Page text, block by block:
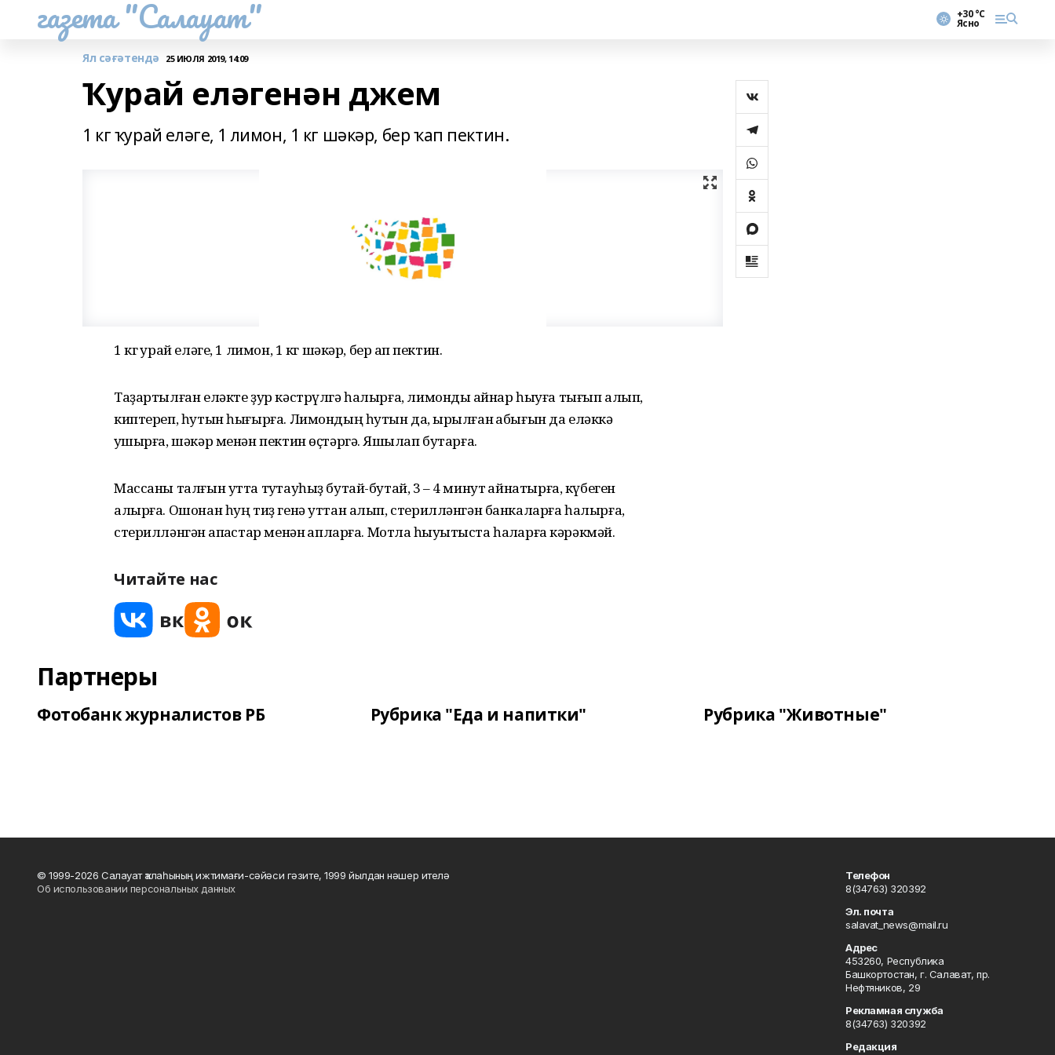
газета "Салауат" +30 °С
Ясно
Ял сәғәтендә 25 ИЮЛЯ 2019, 14:09
Ҡурай еләгенән джем
1 кг ҡурай еләге, 1 лимон, 1 кг шәкәр, бер ҡап пектин.
1 кг ҡурай еләге, 1 лимон, 1 кг шәкәр, бер ҡап пектин.
Таҙартылған еләкте ҙур кәстрүлгә һалырға, лимонды ҡайнар һыуға тығып алып,
киптереп, һутын һығырға. Лимондың һутын да, ҡырылған ҡабығын да еләккә
ҡушырға, шәкәр менән пектин өҫтәргә. Яҡшылап бутар­ға.
Массаны талғын утта туҡтауһыҙ бутай-бутай, 3 – 4 минут ҡайнатырға, күбеген
алырға. Ошонан һуң тиҙ генә уттан алып, стерилләнгән банкалар­ға һалырға,
стерилләнгән ҡапҡастар менән ҡапларға. Мотлаҡ һыуытҡыста һаҡларға кәрәкмәй.
Читайте нас
Партнеры
Фотобанк журналистов РБ Рубрика "Еда и напитки" Рубрика "Животные"
© 1999-2026 Салауат ҡалаһының ижтимағи-сәйәси гәзите, 1999 йылдан нәшер ителә
Об использовании персональных данных
Телефон
8(34763) 320392
Эл. почта
salavat_news@mail.ru
Адрес
453260, Республика
Башкортостан, г. Салават, пр.
Нефтяников, 29
Рекламная служба
8(34763) 320392
Редакция